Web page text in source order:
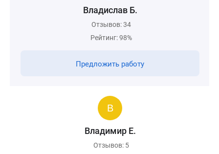
Владислав Б.
Отзывов: 34
Рейтинг: 98%
Предложить работу
Владимир Е.
Отзывов: 5